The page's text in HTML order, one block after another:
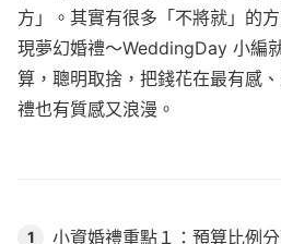
方」。其實有很多「不將就」的
現夢幻婚禮～WeddingDay 小編
算，聰明取捨，把錢花在最有感
禮也有質感又浪漫。
1 小資婚禮重點１：預算比例